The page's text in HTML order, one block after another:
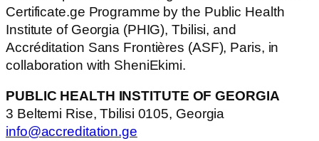
Certificate.ge Programme by the Public Health
Institute of Georgia (PHIG), Tbilisi, and
Accréditation Sans Frontières (ASF), Paris, in
collaboration with SheniEkimi.
PUBLIC HEALTH INSTITUTE OF GEORGIA
3 Beltemi Rise, Tbilisi 0105, Georgia
info@accreditation.ge